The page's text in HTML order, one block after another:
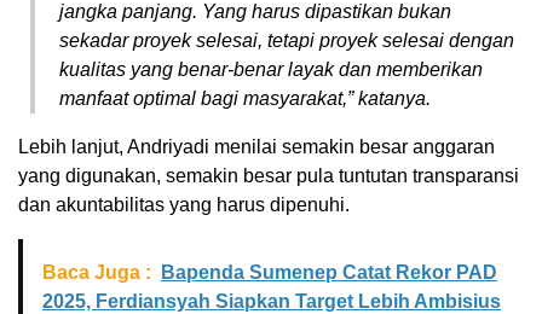
jangka panjang. Yang harus dipastikan bukan
sekadar proyek selesai, tetapi proyek selesai dengan
kualitas yang benar-benar layak dan memberikan
manfaat optimal bagi masyarakat,” katanya.
Lebih lanjut, Andriyadi menilai semakin besar anggaran
yang digunakan, semakin besar pula tuntutan transparansi
dan akuntabilitas yang harus dipenuhi.
Baca Juga :
Bapenda Sumenep Catat Rekor PAD
2025, Ferdiansyah Siapkan Target Lebih Ambisius